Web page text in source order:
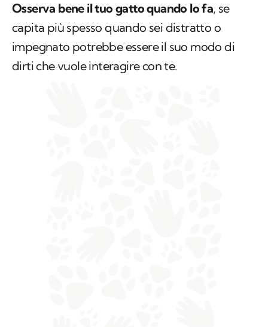
Osserva bene il tuo gatto quando lo fa, se
capita più spesso quando sei distratto o
impegnato potrebbe essere il suo modo di
dirti che vuole interagire con te.